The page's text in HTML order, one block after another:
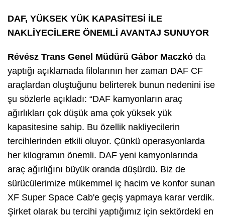
DAF, YÜKSEK YÜK KAPASİTESİ İLE
NAKLİYECİLERE ÖNEMLİ AVANTAJ SUNUYOR
Révész Trans Genel Müdürü Gábor Maczkó da
yaptığı açıklamada filolarının her zaman DAF CF
araçlardan oluştuğunu belirterek bunun nedenini ise
şu sözlerle açıkladı: “DAF kamyonların araç
ağırlıkları çok düşük ama çok yüksek yük
kapasitesine sahip. Bu özellik nakliyecilerin
tercihlerinden etkili oluyor. Çünkü operasyonlarda
her kilogramın önemli. DAF yeni kamyonlarında
araç ağırlığını büyük oranda düşürdü. Biz de
sürücülerimize mükemmel iç hacim ve konfor sunan
XF Super Space Cab'e geçiş yapmaya karar verdik.
Şirket olarak bu tercihi yaptığımız için sektördeki en